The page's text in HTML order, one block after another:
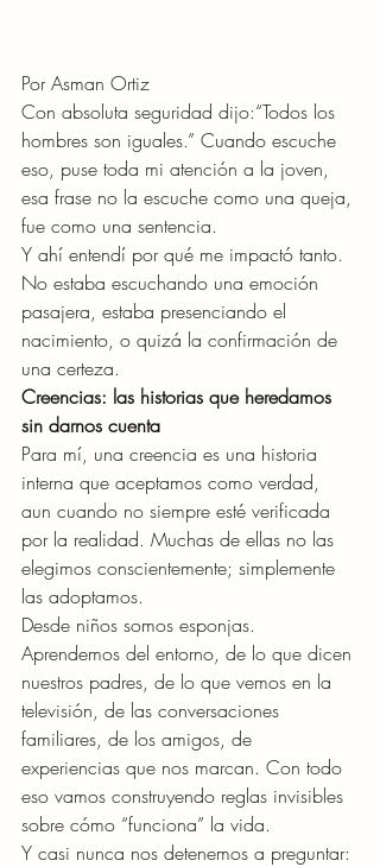
Por Asman Ortiz
Con absoluta seguridad dijo:“Todos los
hombres son iguales.” Cuando escuche
eso, puse toda mi atención a la joven,
esa frase no la escuche como una queja,
fue como una sentencia.
Y ahí entendí por qué me impactó tanto.
No estaba escuchando una emoción
pasajera, estaba presenciando el
nacimiento, o quizá la confirmación de
una certeza.
Creencias: las historias que heredamos
sin darnos cuenta
Para mí, una creencia es una historia
interna que aceptamos como verdad,
aun cuando no siempre esté verificada
por la realidad. Muchas de ellas no las
elegimos conscientemente; simplemente
las adoptamos.
Desde niños somos esponjas.
Aprendemos del entorno, de lo que dicen
nuestros padres, de lo que vemos en la
televisión, de las conversaciones
familiares, de los amigos, de
experiencias que nos marcan. Con todo
eso vamos construyendo reglas invisibles
sobre cómo “funciona” la vida.
Y casi nunca nos detenemos a preguntar: